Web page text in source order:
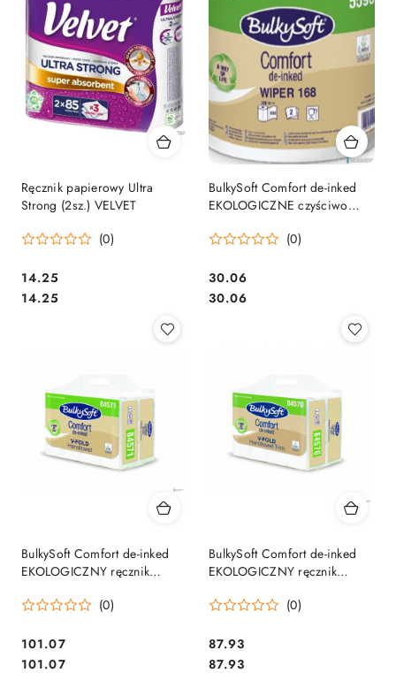
Ręcznik papierowy Ultra
Strong (2sz.) VELVET
(0)
Cena:
14.25
Cena:
14.25
BulkySoft Comfort de-inked
EKOLOGICZNE czyściwo
odcinków 55936
(0)
Cena:
30.06
Cena:
30.06
BulkySoft Comfort de-inked
EKOLOGICZNY ręcznik
typu ZZ, V 84571
(0)
Cena:
101.07
Cena:
101.07
BulkySoft Comfort de-inked
EKOLOGICZNY ręcznik
V 84570
(0)
Cena:
87.93
Cena:
87.93